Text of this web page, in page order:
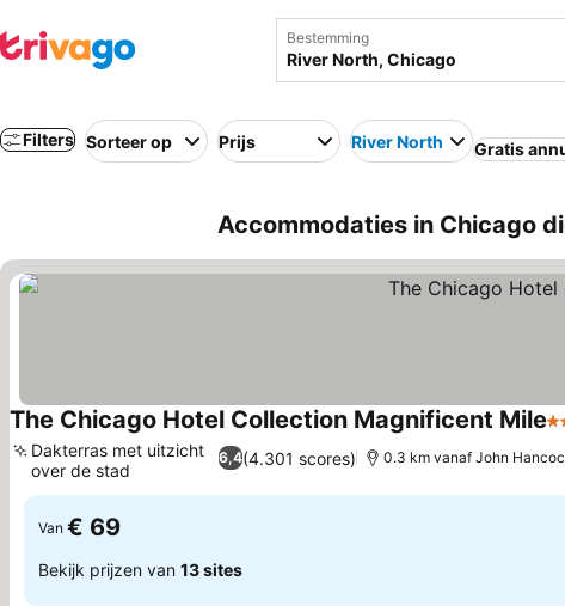
Bestemming
Filters Sorteer op Prijs River North Gratis
Accommodaties in Chicago
The Chicago Hotel Collection Magnificent Mile4
6,4(4.301 scores)
Dakterras met uitzicht
over de stad
0.3 km vanaf John
Van € 69
Bekijk prijzen van 13 sites